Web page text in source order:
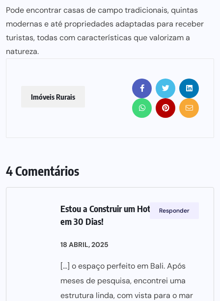
Pode encontrar casas de campo tradicionais, quintas
modernas e até propriedades adaptadas para receber
turistas, todas com características que valorizam a
natureza.
Imóveis Rurais
4 Comentários
Estou a Construir um Hotel em Bali
em 30 Dias!
18 ABRIL, 2025
[…] o espaço perfeito em Bali. Após
meses de pesquisa, encontrei uma
estrutura linda, com vista para o mar
Responder